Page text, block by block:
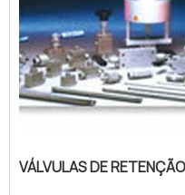
VÁLVULAS DE